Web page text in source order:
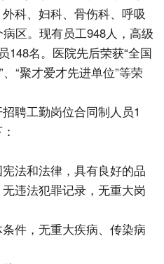
科、妇科、骨伤科、呼吸
区。现有员工948人，高级
148名。医院先后荣获“全国
“聚才爱才先进单位”等荣
聘工勤岗位合同制人员1
宪法和法律，具有良好的品
违法犯罪记录，无重大岗
条件，无重大疾病、传染病